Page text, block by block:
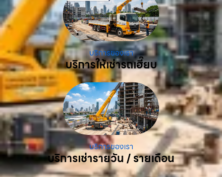
บริการของเรา
บริการให้เช่ารถเฮี๊ยบ
บริการของเรา
บริการเช่ารายวัน / รายเดือน